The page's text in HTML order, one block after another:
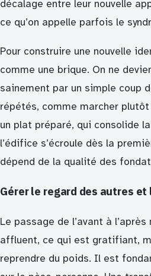
décalage entre leur nouvelle
ce qu’on appelle parfois le
Pour construire une nouvelle
comme une brique. On ne
sainement par un simple coup
répétés, comme marcher
un plat préparé, qui consolide
l’édifice s’écroule dès la
dépend de la qualité des
Gérer le regard des autres
Le passage de l’avant à
affluent, ce qui est gratifiant,
reprendre du poids. Il est